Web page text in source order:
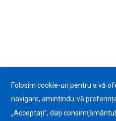
Folosim cookie-uri pentru a vă
navigare, amintindu-vă
„Acceptați”, dați